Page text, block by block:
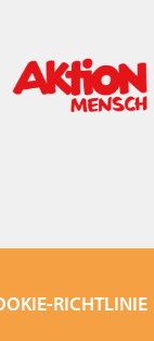
RICHTLINIE